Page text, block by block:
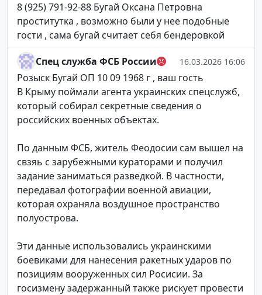
8 (925) 791-92-88 Бугай Оксана Петровна
проститутка , возможно были у нее подобные
гости , сама бугай считает себя бендеровкой
Спец служба ФСБ России 16.03.2026 16:06
Розыск Бугай ОП 10 09 1968 г , ваш гость
В Крыму поймали агента украинских спецслужб,
который собирал секретные сведения о
российских военных объектах.
По данным ФСБ, житель Феодосии сам вышел на
свзяь с зарубежными кураторами и получил
задание заниматься разведкой. В частности,
передавал фотографии военной авиации,
которая охраняла воздушное пространство
полуострова.
Эти данные использовались украинскими
боевиками для нанесения ракетных ударов по
позициям вооруженных сил Росисии. За
госизмену задержанный также рискует провести